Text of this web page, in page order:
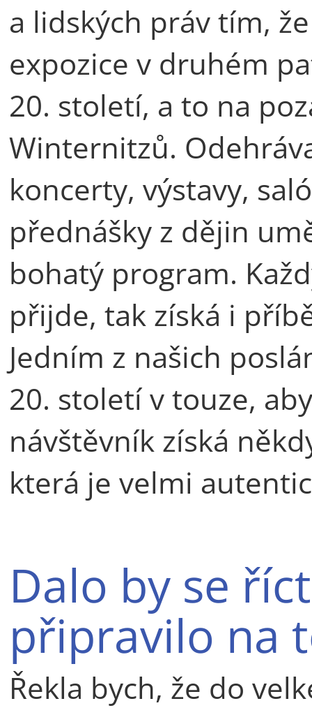
a lidských práv tím,
expozice v druhém
20. století, a to na
Winternitzů.
koncerty, výstavy,
přednášky z dějin
bohatý program.
přijde, tak získá i
Jedním z našich
20. století v touze,
návštěvník získá
která je velmi
Dalo by se
připravilo na
Řekla bych, že do